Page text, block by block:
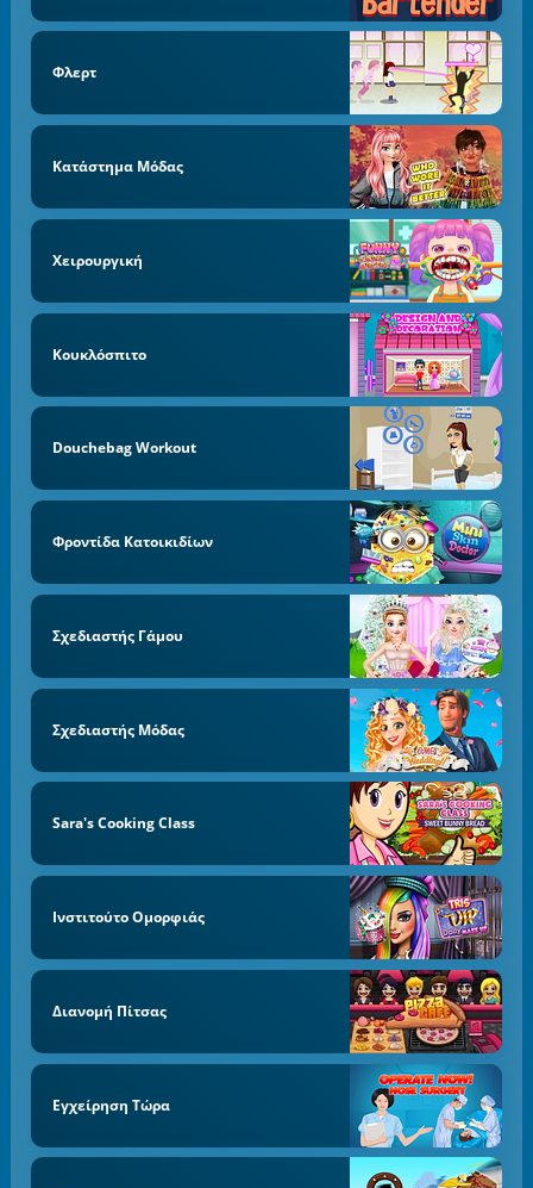
Φλερτ
Κατάστημα Μόδας
Χειρουργική
Κουκλόσπιτο
Douchebag Workout
Φροντίδα Κατοικιδίων
Σχεδιαστής Γάμου
Σχεδιαστής Μόδας
Sara's Cooking Class
Ινστιτούτο Ομορφιάς
Διανομή Πίτσας
Εγχείρηση Τώρα